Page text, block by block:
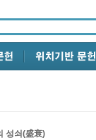
성쇠(盛衰)